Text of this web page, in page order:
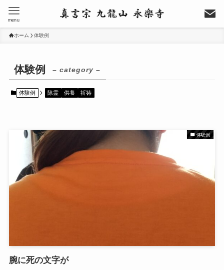
menu
ホーム 体験例
体験例 – category –
体験例 除霊 供養 祈祷
体験例
腕に死の文字が